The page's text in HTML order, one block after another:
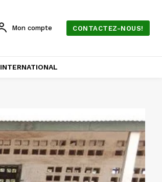
Mon compte CONTACTEZ-NOUS!
INTERNATIONAL